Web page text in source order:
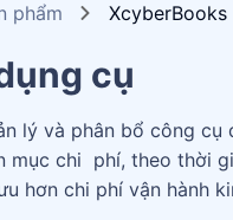
phẩm XcyberBooks
cụ
lý và phân bổ công cụ
mục chi phí, theo thời
hơn chi phí vận hành